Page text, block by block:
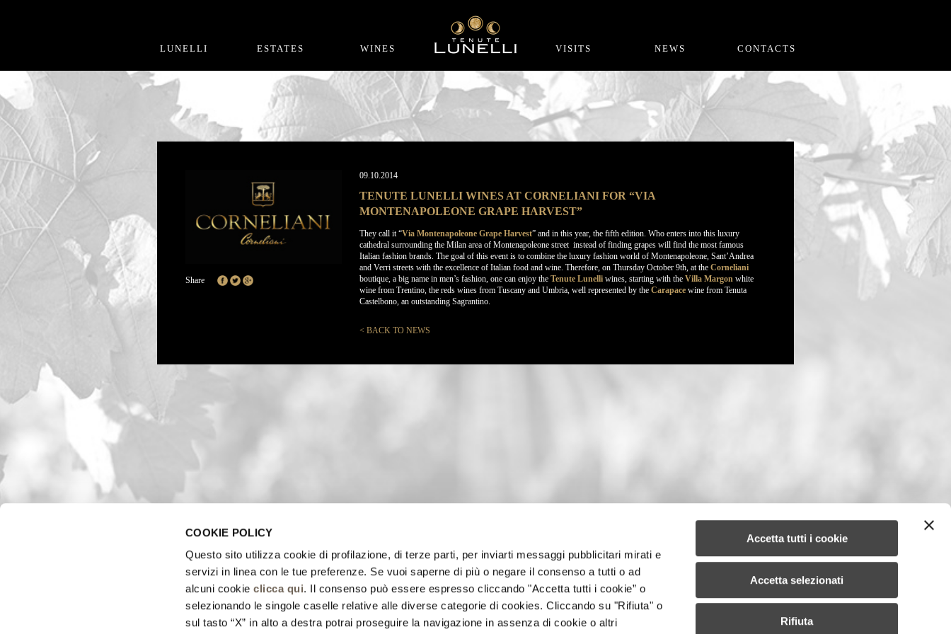
COOKIE POLICY
Questo sito utilizza cookie di profilazione, di terze parti, per inviarti messaggi pubblicitari mirati e
servizi in linea con le tue preferenze. Se vuoi saperne di più o negare il consenso a tutti o ad
alcuni cookieclicca qui. Il consenso può essere espresso cliccando "Accetta tutti i cookie” o
selezionando le singole caselle relative alle diverse categorie di cookies. Cliccando su "Rifiuta" o
sul tasto “X” in alto a destra potrai proseguire la navigazione in assenza di cookie o altri
Accetta tutti i cookie
Accetta selezionati
Rifiuta
LUNELLI ESTATES WINES VISITS NEWS CONTACTS
Share
09.10.2014
TENUTE LUNELLI WINES AT CORNELIANI FOR “VIA
MONTENAPOLEONE GRAPE HARVEST”
They call it “Via Montenapoleone Grape Harvest” and in this year, the fifth edition. Who enters into this luxury
cathedral surrounding the Milan area of Montenapoleone street instead of finding grapes will find the most famous
Italian fashion brands. The goal of this event is to combine the luxury fashion world of Montenapoleone, Sant’Andrea
and Verri streets with the excellence of Italian food and wine. Therefore, on Thursday October 9th, at the Corneliani
boutique, a big name in men’s fashion, one can enjoy the Tenute Lunelli wines, starting with the Villa Margon white
wine from Trentino, the reds wines from Tuscany and Umbria, well represented by the Carapace wine from Tenuta
Castelbono, an outstanding Sagrantino.
< BACK TO NEWS